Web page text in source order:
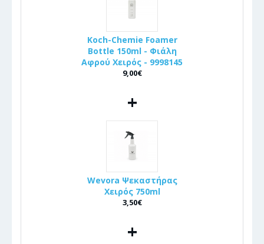
Koch-Chemie Foamer
Bottle 150ml - Φιάλη
Αφρού Χειρός - 9998145
9,00€
+
Wevora Ψεκαστήρας
Χειρός 750ml
3,50€
+